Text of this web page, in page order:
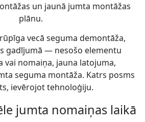
un jaunā jumta montāžas
plānu.
vecā seguma demontāža,
gadījumā — nesošo elementu
vai nomaiņa, jauna latojuma,
seguma montāža. Katrs posms
ievērojot tehnoloģiju.
jumta nomaiņas laikā